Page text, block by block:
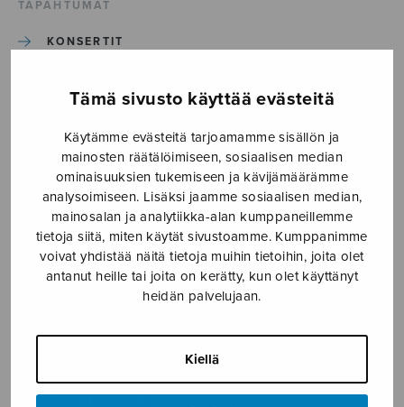
Tämä sivusto käyttää evästeitä
Käytämme evästeitä tarjoamamme sisällön ja
mainosten räätälöimiseen, sosiaalisen median
ominaisuuksien tukemiseen ja kävijämäärämme
analysoimiseen. Lisäksi jaamme sosiaalisen median,
mainosalan ja analytiikka-alan kumppaneillemme
tietoja siitä, miten käytät sivustoamme. Kumppanimme
voivat yhdistää näitä tietoja muihin tietoihin, joita olet
antanut heille tai joita on kerätty, kun olet käyttänyt
heidän palvelujaan.
Kiellä
TAPAHTUMAT
KONSERTIT
TAPAHTUMAT
ILMOITA TAPAHTUMA
Etusivu › Media › klas
klas